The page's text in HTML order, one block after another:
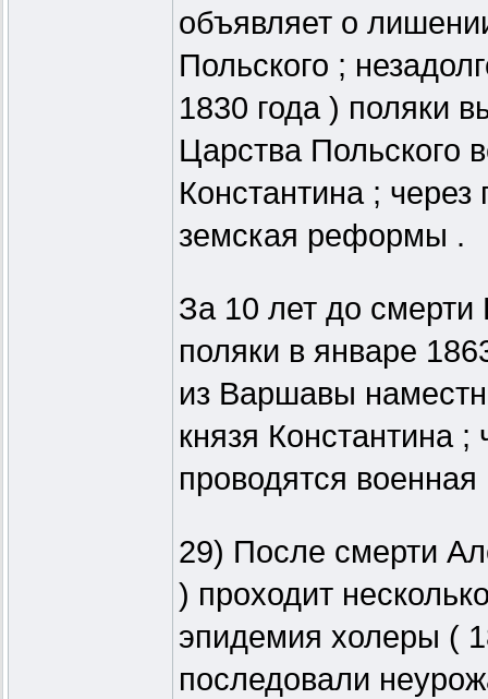
объявляет о
Польского ;
1830 года ) поляки
Царства Польского
Константина ;
земская реформы .
За 10 лет до
поляки в январе
из Варшавы
князя Константина ;
проводятся
29) После смерти
) проходит
эпидемия холеры (
последовали